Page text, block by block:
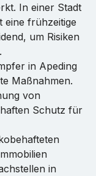
In einer Stadt
eine frühzeitige
um Risiken
in Apeding
Maßnahmen.
von
Schutz für
in